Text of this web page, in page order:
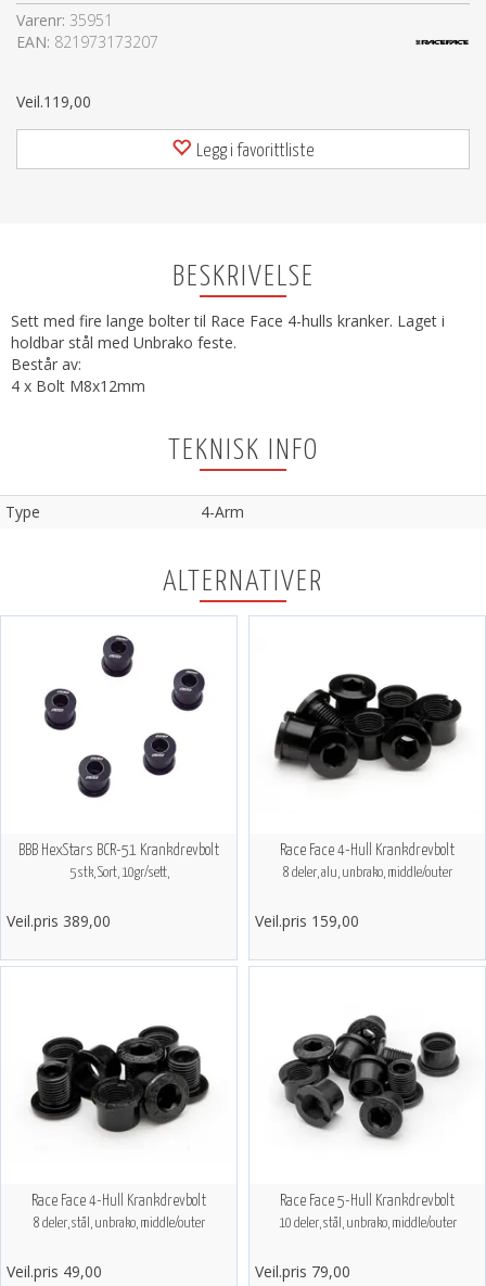
Varenr: 35951
EAN: 821973173207
Veil.119,00
Legg i favorittliste
BESKRIVELSE
Sett med fire lange bolter til Race Face 4-hulls kranker. Laget i
holdbar stål med Unbrako feste.
Består av:
4 x Bolt M8x12mm
TEKNISK INFO
Type 4-Arm
ALTERNATIVER
BBB HexStars BCR-51 Krankdrevbolt
5 stk, Sort, 10gr/sett,
Veil.pris 389,00
Race Face 4-Hull Krankdrevbolt
8 deler, alu, unbrako, middle/outer
Veil.pris 159,00
Race Face 4-Hull Krankdrevbolt
8 deler, stål, unbrako, middle/outer
Veil.pris 49,00
Race Face 5-Hull Krankdrevbolt
10 deler, stål, unbrako, middle/outer
Veil.pris 79,00